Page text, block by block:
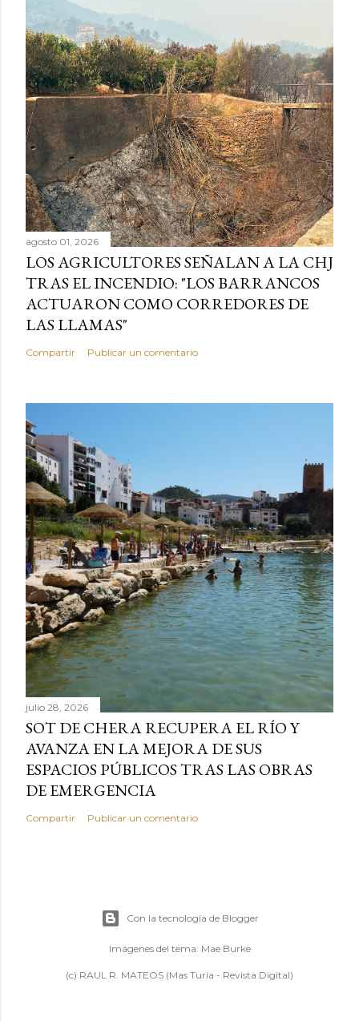
agosto 01, 2026
LOS AGRICULTORES SEÑALAN A LA CHJ
TRAS EL INCENDIO: "LOS BARRANCOS
ACTUARON COMO CORREDORES DE
LAS LLAMAS"
Compartir Publicar un comentario
julio 28, 2026
SOT DE CHERA RECUPERA EL RÍO Y
AVANZA EN LA MEJORA DE SUS
ESPACIOS PÚBLICOS TRAS LAS OBRAS
DE EMERGENCIA
Compartir Publicar un comentario
Con la tecnología de Blogger
Imágenes del tema: Mae Burke
(c) RAUL R. MATEOS (Mas Turia - Revista Digital)